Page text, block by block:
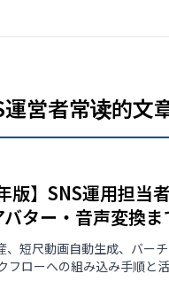
運営者常读的文
版】SNS運用担
ター・音声変換
、短尺動画自動生成、バー
フローへの組み込み手順と